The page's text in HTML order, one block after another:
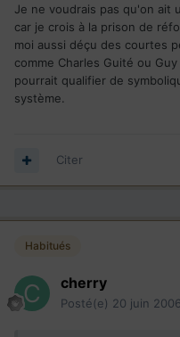
Je ne voudrais pas qu'on ait
car je crois à la prison de
moi aussi déçu des courtes
comme Charles Guité ou
pourrait qualifier de
système.
Citer
Habitués
cherry
Posté(e) 20 juin 2006